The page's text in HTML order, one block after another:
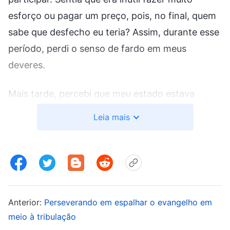
esforço ou pagar um preço, pois, no final, quem
sabe que desfecho eu teria? Assim, durante esse
período, perdi o senso de fardo em meus
deveres.
Mais tarde, percebi que meu estado estava
que frequentemente influenciam algumas de
pensamentos, ideias e estados um por um
através da busca pela verdade, eles não
Leia mais
Anterior: Perseverando em espalhar o evangelho em
meio à tribulação